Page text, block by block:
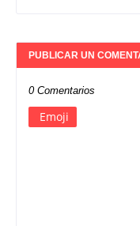
PUBLICAR UN
0 Comentarios
Emoji